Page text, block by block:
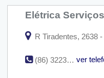
Elétrica
R Tiradentes, 2638
(86) 3223-7980 ver